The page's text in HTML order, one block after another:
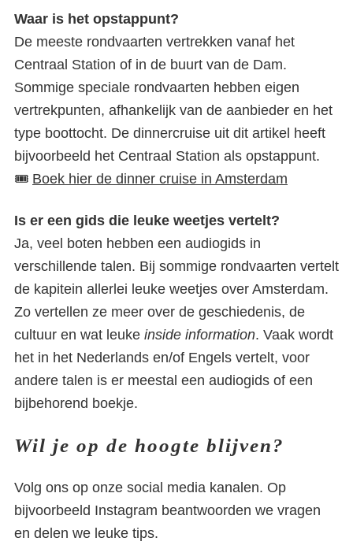
Waar is het opstappunt?
De meeste rondvaarten vertrekken vanaf het
Centraal Station of in de buurt van de Dam.
Sommige speciale rondvaarten hebben eigen
vertrekpunten, afhankelijk van de aanbieder en het
type boottocht. De dinnercruise uit dit artikel heeft
bijvoorbeeld het Centraal Station als opstappunt.
🎟️ Boek hier de dinner cruise in Amsterdam
Is er een gids die leuke weetjes vertelt?
Ja, veel boten hebben een audiogids in
verschillende talen. Bij sommige rondvaarten vertelt
de kapitein allerlei leuke weetjes over Amsterdam.
Zo vertellen ze meer over de geschiedenis, de
cultuur en wat leuke inside information. Vaak wordt
het in het Nederlands en/of Engels vertelt, voor
andere talen is er meestal een audiogids of een
bijbehorend boekje.
Wil je op de hoogte blijven?
Volg ons op onze social media kanalen. Op
bijvoorbeeld Instagram beantwoorden we vragen
en delen we leuke tips.